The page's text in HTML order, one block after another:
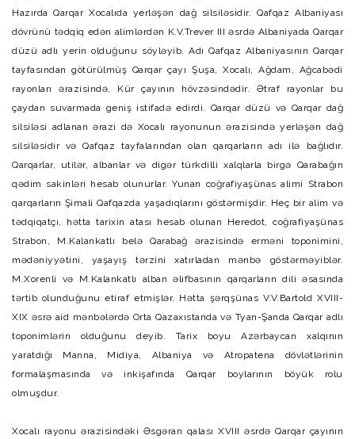
Hazırda Qarqar Xocalıda yerləşən dağ silsiləsidir. Qafqaz Albaniyası
dövrünü tədqiq edən alimlərdən K.V.Trever III əsrdə Albaniyada Qarqar
düzü adlı yerin olduğunu söyləyib. Adı Qafqaz Albaniyasının Qarqar
tayfasından götürülmüş Qarqar çayı Şuşa, Xocalı, Ağdam, Ağcabədi
rayonları ərazisində, Kür çayının hövzəsindədir. Ətraf rayonlar bu
çaydan suvarmada geniş istifadə edirdi. Qarqar düzü və Qarqar dağ
silsiləsi adlanan ərazi də Xocalı rayonunun ərazisində yerləşən dağ
silsiləsidir və Qafqaz tayfalarından olan qarqarların adı ilə bağlıdır.
Qarqarlar, utilər, albanlar və digər türkdilli xalqlarla birgə Qarabağın
qədim sakinləri hesab olunurlar. Yunan coğrafiyaşünas alimi Strabon
qarqarların Şimali Qafqazda yaşadıqlarını göstərmişdir. Heç bir alim və
tədqiqatçı, hətta tarixin atası hesab olunan Heredot, coğrafiyaşünas
Strabon, M.Kalankatlı belə Qarabağ ərazisində erməni toponimini,
mədəniyyətini, yaşayış tərzini xatırladan mənbə göstərməyiblər.
M.Xorenli və M.Kalankatlı alban əlifbasının qarqarların dili əsasında
tərtib olunduğunu etiraf etmişlər. Hətta şərqşünas V.V.Bartold XVIII-
XIX əsrə aid mənbələrdə Orta Qazaxıstanda və Tyan-Şanda Qarqar adlı
toponimlərin olduğunu deyib. Tarix boyu Azərbaycan xalqının
yaratdığı Manna, Midiya, Albaniya və Atropatena dövlətlərinin
formalaşmasında və inkişafında Qarqar boylarının böyük rolu
olmuşdur.
Xocalı rayonu ərazisindəki Əsgəran qalası XVIII əsrdə Qarqar çayının